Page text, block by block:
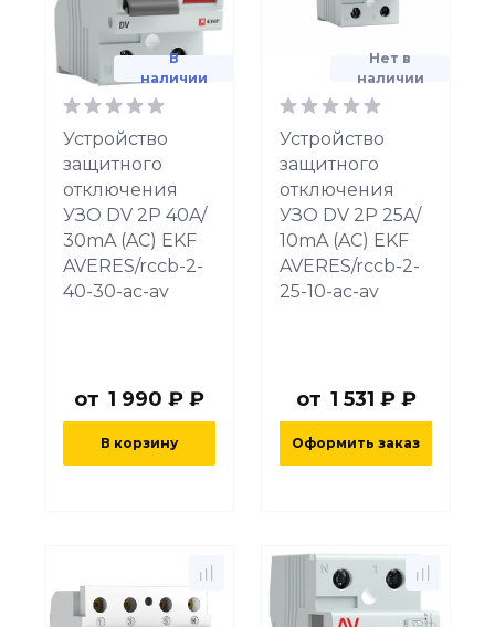
В
наличии
Устройство
защитного
отключения
УЗО DV 2P 40A/
30mA (AC) EKF
AVERES/rccb-2-
40-30-ac-av
от 1 990 ₽ ₽
В корзину
Нет в
наличии
Устройство
защитного
отключения
УЗО DV 2P 25A/
10mA (AC) EKF
AVERES/rccb-2-
25-10-ac-av
от 1 531 ₽ ₽
Оформить заказ